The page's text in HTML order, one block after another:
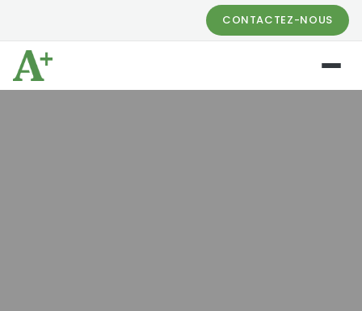
CONTACTEZ-NOUS